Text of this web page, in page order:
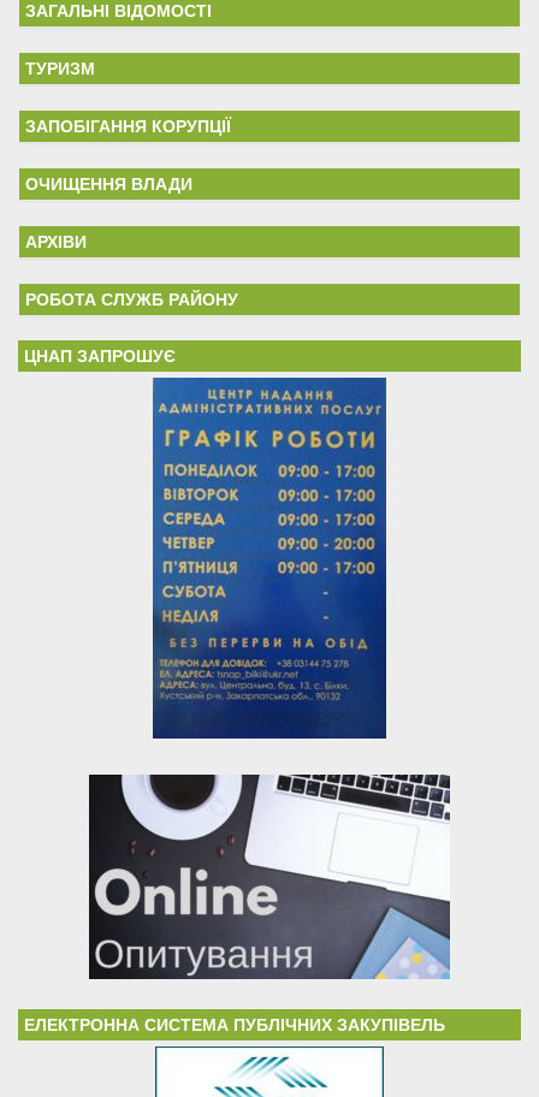
ЗАГАЛЬНІ ВІДОМОСТІ
ТУРИЗМ
ЗАПОБІГАННЯ КОРУПЦІЇ
ОЧИЩЕННЯ ВЛАДИ
АРХІВИ
РОБОТА СЛУЖБ РАЙОНУ
ЦНАП ЗАПРОШУЄ
ЕЛЕКТРОННА СИСТЕМА ПУБЛІЧНИХ ЗАКУПІВЕЛЬ